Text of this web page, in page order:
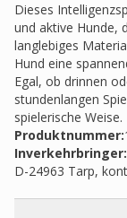
Dieses
und aktive Hunde,
langlebiges
Hund eine
Egal, ob drinnen
stundenlangen
spielerische Weise.
Produktnummer:
Inverkehrbringer:
D-24963 Tarp,